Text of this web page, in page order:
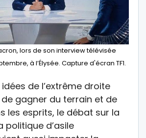
lors de son interview télévisée
à l’Élysée. Capture d'écran TF1.
de l’extrême droite
gagner du terrain et de
les esprits, le débat sur la
politique d’asile